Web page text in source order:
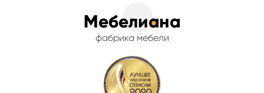
фабрика мебели